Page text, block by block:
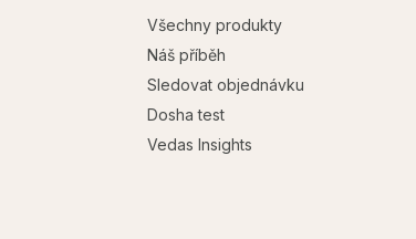
Všechny produkty
Náš příběh
Sledovat objednávku
Dosha test
Vedas Insights